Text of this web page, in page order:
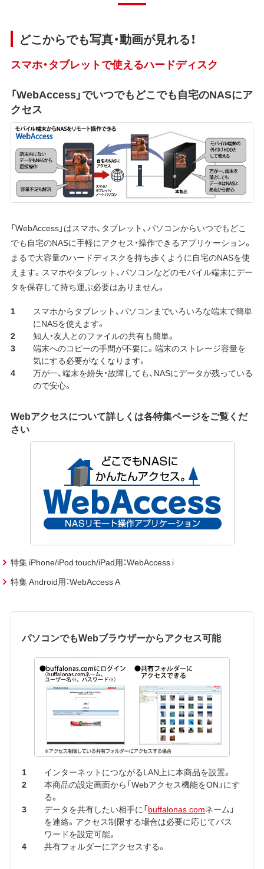
どこからでも写真・動画が見れる！
スマホ・タブレットで使えるハードディスク
「WebAccess」でいつでもどこでも自宅のNASにア
クセス
「WebAccess」はスマホ、タブレット、パソコンからいつでもどこ
でも自宅のNASに手軽にアクセス・操作できるアプリケーション。
まるで大容量のハードディスクを持ち歩くように自宅のNASを使
えます。スマホやタブレット、パソコンなどのモバイル端末にデー
タを保存して持ち運ぶ必要はありません。
スマホからタブレット、パソコンまでいろいろな端末で簡単
にNASを使えます。
知人・友人とのファイルの共有も簡単。
端末へのコピーの手間が不要に。端末のストレージ容量を
気にする必要がなくなります。
万が一、端末を紛失・故障しても、NASにデータが残っている
ので安心。
Webアクセスについて詳しくは各特集ページをご覧くだ
さい
特集 iPhone/iPod touch/iPad用：WebAccess i
特集 Android用：WebAccess A
パソコンでもWebブラウザーからアクセス可能
インターネットにつながるLAN上に本商品を設置。
本商品の設定画面から「Webアクセス機能をON」にす
る。
データを共有したい相手に「buffalonas.comネーム」
を連絡。アクセス制限する場合は必要に応じてパス
ワードを設定可能。
共有フォルダーにアクセスする。